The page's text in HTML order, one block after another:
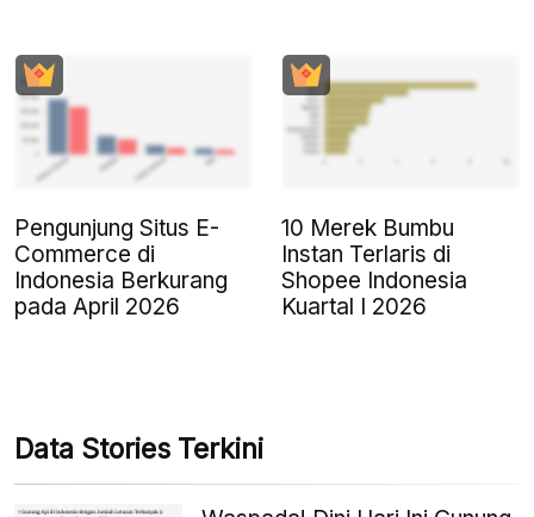
Pengunjung Situs E-
Commerce di
Indonesia Berkurang
pada April 2026
10 Merek Bumbu
Instan Terlaris di
Shopee Indonesia
Kuartal I 2026
Data Stories Terkini